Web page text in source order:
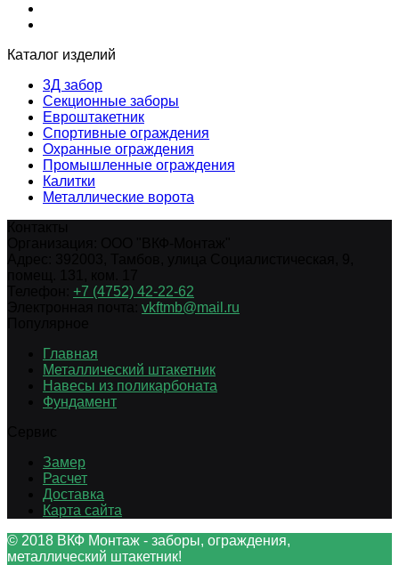
Каталог изделий
3Д забор
Секционные заборы
Евроштакетник
Спортивные ограждения
Охранные ограждения
Промышленные ограждения
Калитки
Металлические ворота
+7 (4752) 42-22-62
vkftmb@mail.ru
Главная
Металлический штакетник
Навесы из поликарбоната
Фундамент
Замер
Расчет
Доставка
Карта сайта
© 2018 ВКФ Монтаж - заборы, ограждения,
металлический штакетник!